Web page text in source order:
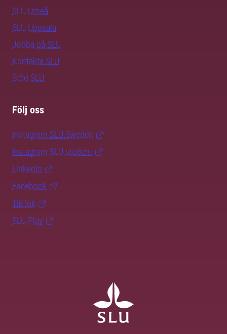
SLU Umeå
SLU Uppsala
Jobba på SLU
Kontakta SLU
Stöd SLU
Följ oss
Instagram SLU.Sweden
Instagram SLU.student
LinkedIn
Facebook
TikTok
SLU Play